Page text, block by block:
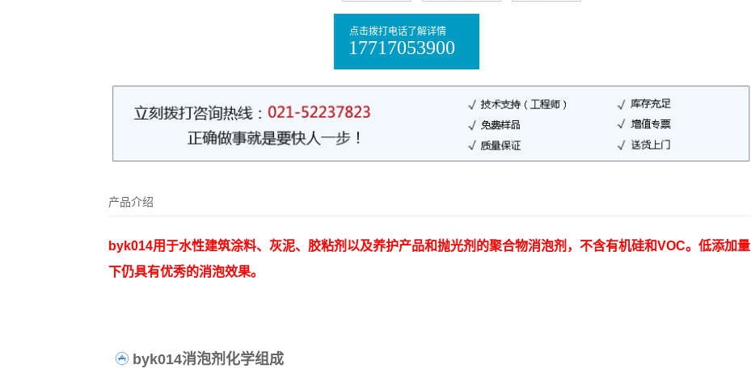
点击拨打电话了解详情
17717053900
产品介绍
byk014用于水性建筑涂料、灰泥、胶粘剂以及养护产品和抛光剂的聚合物消泡剂，不含有机硅和VOC。低添加量
下仍具有优秀的消泡效果。
byk014消泡剂化学组成